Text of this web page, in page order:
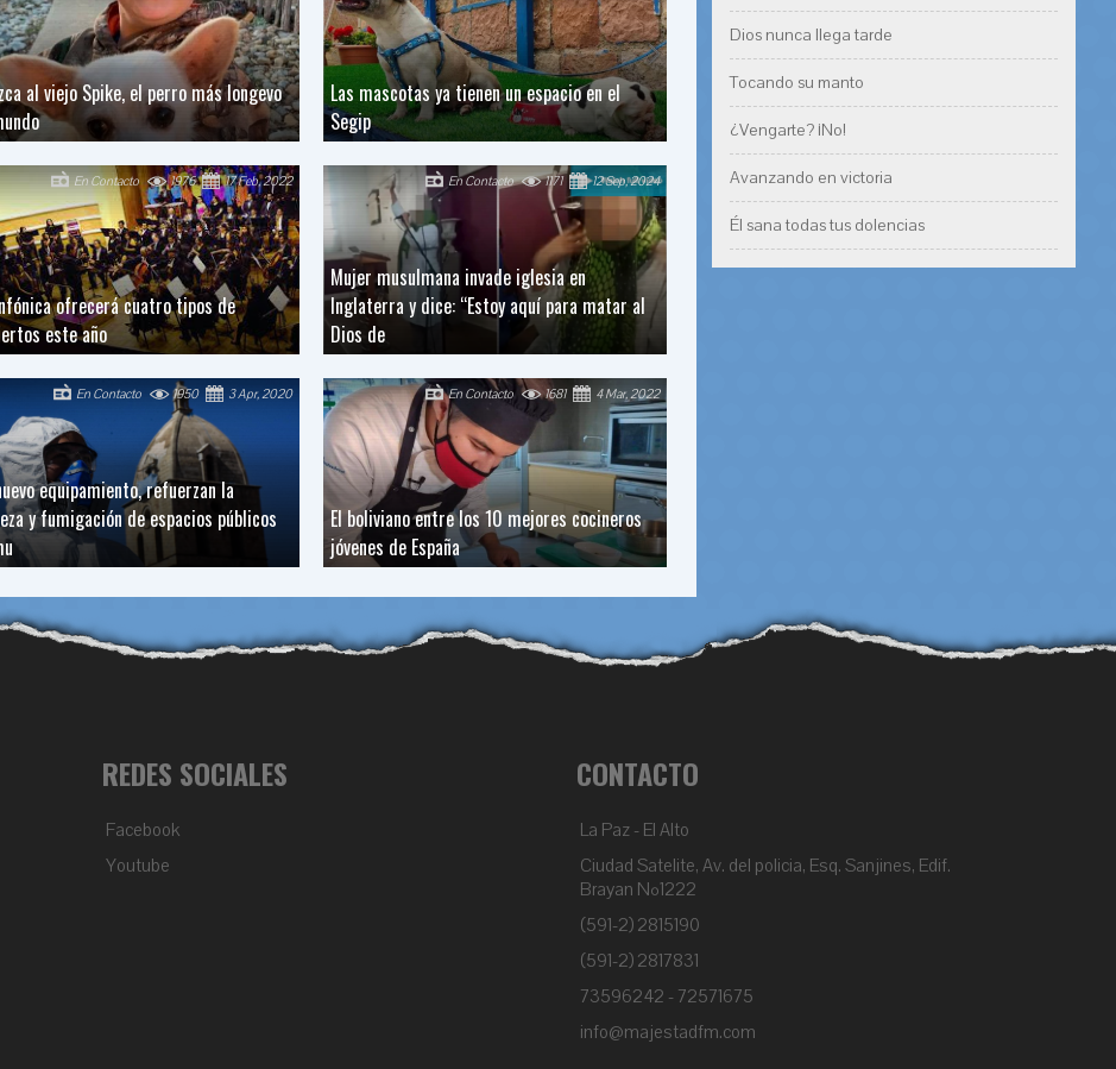
al viejo Spike, el perro más longevo
Las mascotas ya tienen un espacio en el
Segip
ofrecerá cuatro tipos de
este año
17 Feb, 2022
1976
En Contacto
Mujer musulmana invade iglesia en
Inglaterra y dice: “Estoy aquí para matar al
Dios de
12 Sep, 2024
1171
En Contacto
equipamiento, refuerzan la
y fumigación de espacios públicos
3 Apr, 2020
1950
En Contacto
El boliviano entre los 10 mejores cocineros
jóvenes de España
4 Mar, 2022
1681
En Contacto
Dios nunca llega tarde
Tocando su manto
¿Vengarte? ¡No!
Avanzando en victoria
Él sana todas tus dolencias
REDES SOCIALES
Facebook
Youtube
CONTACTO
La Paz - El Alto
Ciudad Satelite, Av. del policia, Esq. Sanjines, Edif.
Brayan Nº1222
(591-2) 2815190
(591-2) 2817831
73596242 - 72571675
info@majestadfm.com